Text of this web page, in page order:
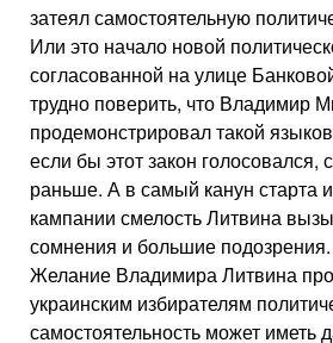
затеял самостоятельную
Или это начало новой
согласованной на улице
трудно поверить, что Владимир
продемонстрировал такой
если бы этот закон голосовался,
раньше. А в самый канун старта
кампании смелость Литвина
сомнения и большие подозрения.
Желание Владимира Литвина
украинским избирателям
самостоятельность может иметь